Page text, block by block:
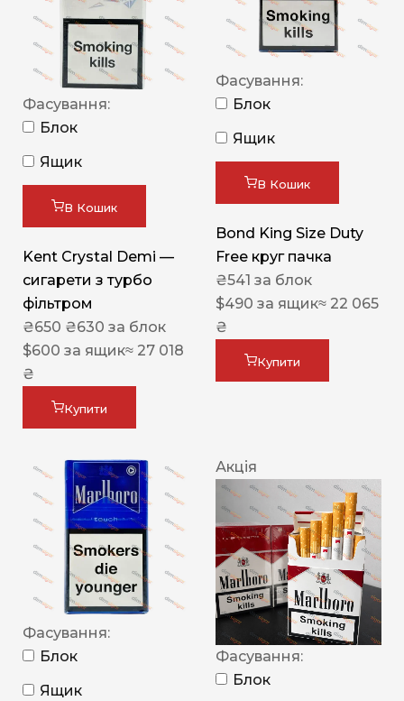
Фасування:
Блок
Ящик
В Кошик
Kent Crystal Demi —
сигарети з турбо
фільтром
₴650 ₴630 за блок
$600 за ящик≈ 27 018
₴
Купити
Фасування:
Блок
Ящик
В Кошик
Bond King Size Duty
Free круг пачка
₴541 за блок
$490 за ящик≈ 22 065
₴
Купити
Фасування:
Блок
Ящик
Акція
Фасування:
Блок